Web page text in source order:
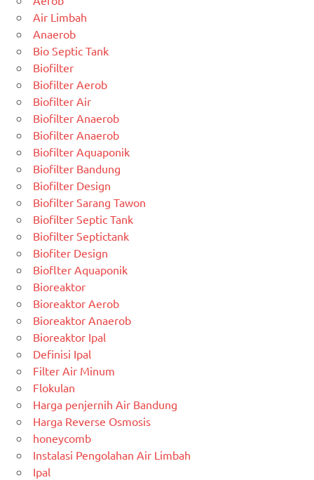
Air Limbah
Anaerob
Bio Septic Tank
Biofilter
Biofilter Aerob
Biofilter Air
Biofilter Anaerob
Biofilter Anaerob
Biofilter Aquaponik
Biofilter Bandung
Biofilter Design
Biofilter Sarang Tawon
Biofilter Septic Tank
Biofilter Septictank
Biofiter Design
Bioflter Aquaponik
Bioreaktor
Bioreaktor Aerob
Bioreaktor Anaerob
Bioreaktor Ipal
Definisi Ipal
Filter Air Minum
Flokulan
Harga penjernih Air Bandung
Harga Reverse Osmosis
honeycomb
Instalasi Pengolahan Air Limbah
Ipal